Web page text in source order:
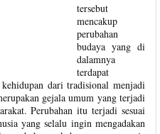
tersebut
mencakup
perubahan
budaya yang di
dalamnya
terdapat
dari tradisional menjadi
gejala umum yang terjadi
Perubahan itu terjadi sesuai
yang selalu ingin mengadakan